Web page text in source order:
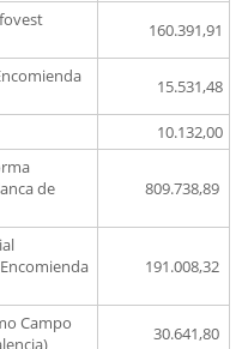
160.391,91
15.531,48
10.132,00
de
809.738,89
191.008,32
Campo
30.641,80